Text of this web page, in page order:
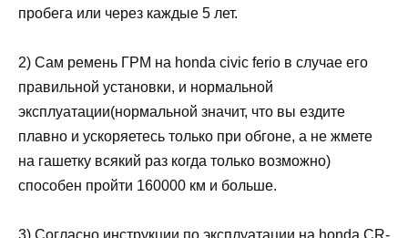
пробега или через каждые 5 лет.
2) Сам ремень ГРМ на honda civic ferio в случае его
правильной установки, и нормальной
эксплуатации(нормальной значит, что вы ездите
плавно и ускоряетесь только при обгоне, а не жмете
на гашетку всякий раз когда только возможно)
способен пройти 160000 км и больше.